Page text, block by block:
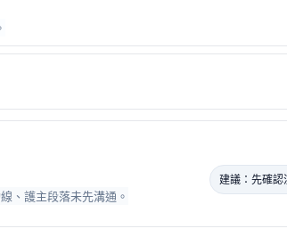
、護主段落未先溝通。
建議：先確認